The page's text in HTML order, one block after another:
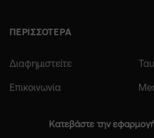
ΠΕΡΙΣΣΟΤΕΡΑ
Διαφημιστείτε
Επικοινωνία
Κατεβάστε την